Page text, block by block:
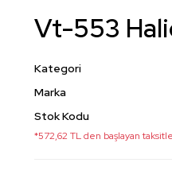
Vt-553
Kategori
Marka
Stok Kodu
*572,62 TL den başlayan